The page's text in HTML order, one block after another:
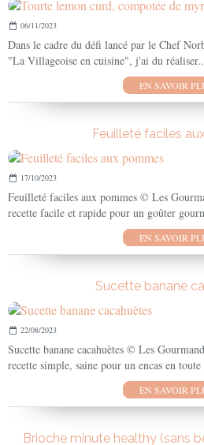
06/11/2023
Dans le cadre du défi lancé par le Chef
"La Villageoise en cuisine", j'ai du
EN SAVOIR
Feuilleté faciles
17/10/2023
Feuilleté faciles aux pommes © Les
recette facile et rapide pour un goûter
EN SAVOIR
Sucette banane
22/08/2023
Sucette banane cacahuètes © Les
recette simple, saine pour un encas en
EN SAVOIR
Brioche minute healthy (sans